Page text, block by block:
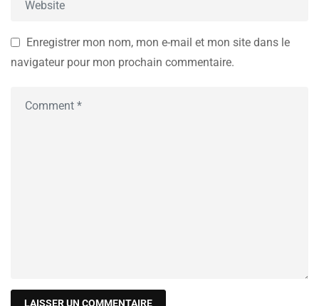
Enregistrer mon nom, mon e-mail et mon site dans le
navigateur pour mon prochain commentaire.